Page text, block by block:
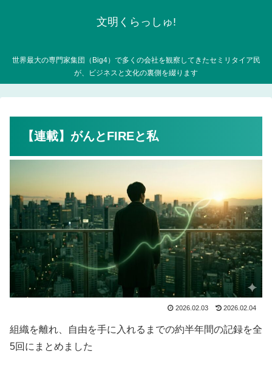
文明くらっしゅ!
世界最大の専門家集団（Big4）で多くの会社を観察してきたセミリタイア民
が、ビジネスと文化の裏側を綴ります
【連載】がんとFIREと私
2026.02.03 2026.02.04
組織を離れ、自由を手に入れるまでの約半年間の記録を全
5回にまとめました